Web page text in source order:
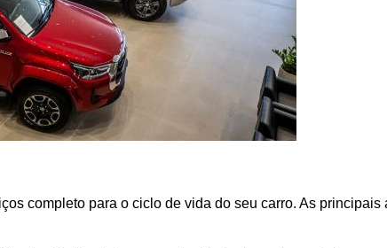
completo para o ciclo de vida do seu carro. As principais